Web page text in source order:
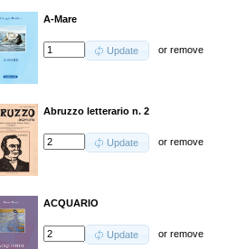
A-Mare
Update orremove
Abruzzo letterario n. 2
Update orremove
ACQUARIO
Update orremove